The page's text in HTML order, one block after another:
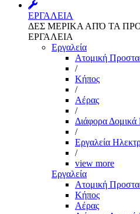
ΕΡΓΑΛΕΙΑ
ΔΕΣ ΜΕΡΙΚΑ ΑΠΌ ΤΑ
ΕΡΓΑΛΕΙΑ
Εργαλεία
Aτομική
/
Kήπος
/
Αέρας
/
Διάφορα
/
Εργαλεία
/
view more
Εργαλεία
Aτομική
Kήπος
Αέρας